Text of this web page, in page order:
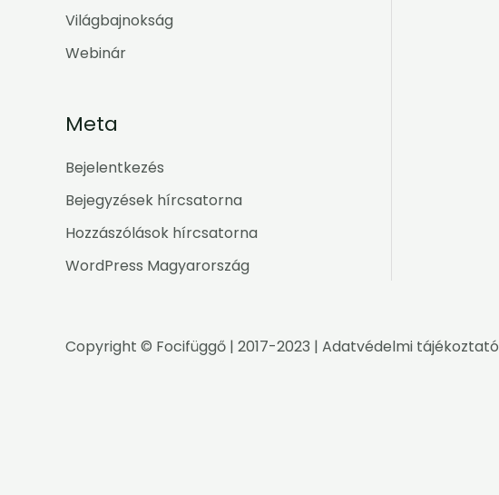
Világbajnokság
Webinár
Meta
Bejelentkezés
Bejegyzések hírcsatorna
Hozzászólások hírcsatorna
WordPress Magyarország
Copyright © Focifüggő | 2017-2023 | Adatvédelmi tájékoztató